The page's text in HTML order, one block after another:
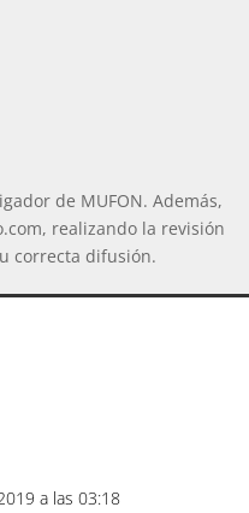
de MUFON. Además,
realizando la revisión
correcta difusión.
a las 03:18